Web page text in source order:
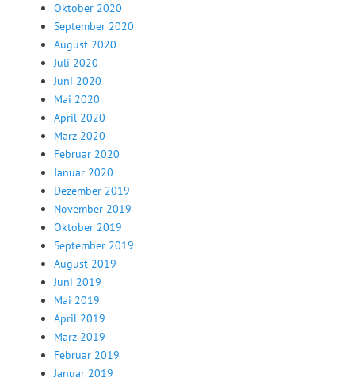
Oktober 2020
September 2020
August 2020
Juli 2020
Juni 2020
Mai 2020
April 2020
März 2020
Februar 2020
Januar 2020
Dezember 2019
November 2019
Oktober 2019
September 2019
August 2019
Juni 2019
Mai 2019
April 2019
März 2019
Februar 2019
Januar 2019